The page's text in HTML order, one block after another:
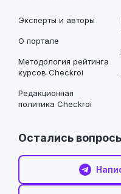
Эксперты и авторы
О портале
Методология рейтинга
курсов Checkroi
Редакционная
политика Checkroi
Остались